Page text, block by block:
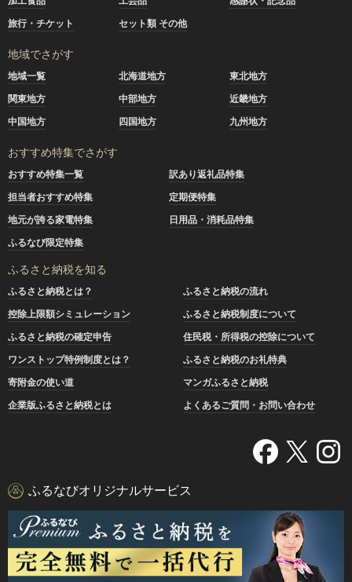
旅行・チケット
セット類 その他
地域でさがす
地域一覧 北海道地方
東北地方
関東地方
中部地方
近畿地方
中国地方
四国地方 九州地方
おすすめ特集でさがす
おすすめ特集一覧
訳あり返礼品特集
担当者おすすめ特集
定期便特集
地元が誇る家電特集
日用品・消耗品特集
ふるなび限定特集
ふるさと納税を知る
ふるさと納税とは？
ふるさと納税の流れ
控除上限額シミュレーション
ふるさと納税制度について
ふるさと納税の確定申告
住民税・所得税の控除について
ワンストップ特例制度とは？
ふるさと納税のお礼特典
寄附金の使い道
マンガふるさと納税
企業版ふるさと納税とは
よくあるご質問・お問い合わせ
ふるなびオリジナルサービス